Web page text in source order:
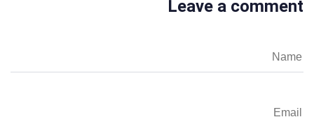
Leave a comment